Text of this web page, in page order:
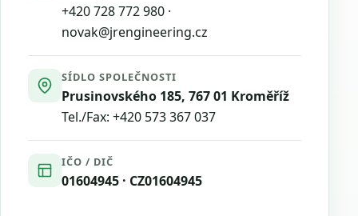
+420 728 772 980 ·
novak@jrengineering.cz
SÍDLO SPOLEČNOSTI
Prusinovského 185, 767 01 Kroměříž
Tel./Fax: +420 573 367 037
IČO / DIČ
01604945 · CZ01604945